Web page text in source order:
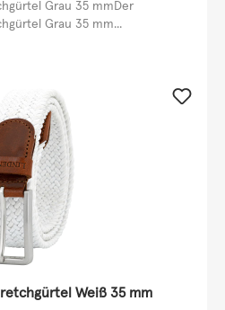
Grau 35 mmDer
Grau 35 mm...
Weiß 35 mm